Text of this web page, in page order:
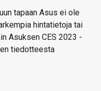
tapaan Asus ei ole
hintatietoja tai
Asuksen CES 2023 -
tiedotteesta